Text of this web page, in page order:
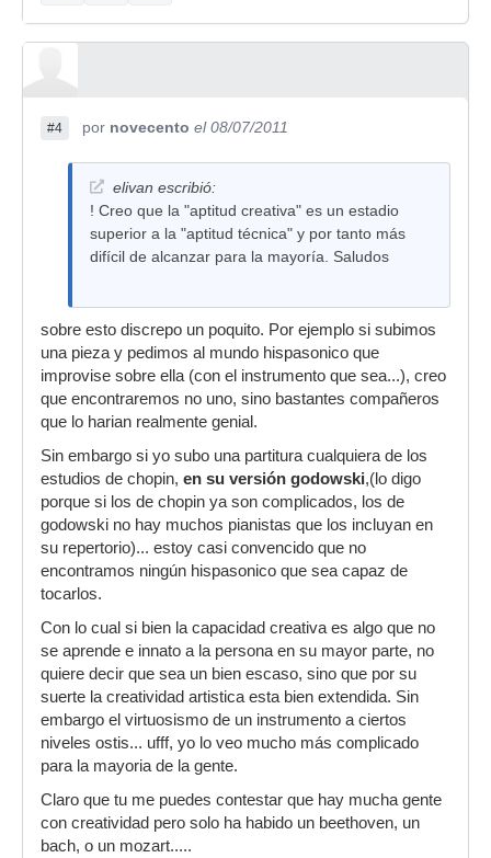
#4 por novecento el 08/07/2011
elivan escribió:
! Creo que la "aptitud creativa" es un estadio
superior a la "aptitud técnica" y por tanto más
difícil de alcanzar para la mayoría. Saludos
sobre esto discrepo un poquito. Por ejemplo si subimos
una pieza y pedimos al mundo hispasonico que
improvise sobre ella (con el instrumento que sea...), creo
que encontraremos no uno, sino bastantes compañeros
que lo harian realmente genial.
Sin embargo si yo subo una partitura cualquiera de los
estudios de chopin, en su versión godowski,(lo digo
porque si los de chopin ya son complicados, los de
godowski no hay muchos pianistas que los incluyan en
su repertorio)... estoy casi convencido que no
encontramos ningún hispasonico que sea capaz de
tocarlos.
Con lo cual si bien la capacidad creativa es algo que no
se aprende e innato a la persona en su mayor parte, no
quiere decir que sea un bien escaso, sino que por su
suerte la creatividad artistica esta bien extendida. Sin
embargo el virtuosismo de un instrumento a ciertos
niveles ostis... ufff, yo lo veo mucho más complicado
para la mayoria de la gente.
Claro que tu me puedes contestar que hay mucha gente
con creatividad pero solo ha habido un beethoven, un
bach, o un mozart.....